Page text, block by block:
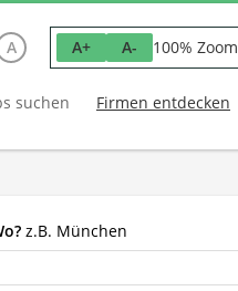
A A+ A- 100% Zoom
suchen Firmen entdecken
z.B. München